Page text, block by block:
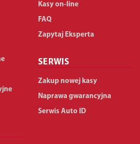
Kasy on-line
FAQ
Zapytaj Eksperta
SERWIS
Zakup nowej kasy
Naprawa gwarancyjna
Serwis Auto ID